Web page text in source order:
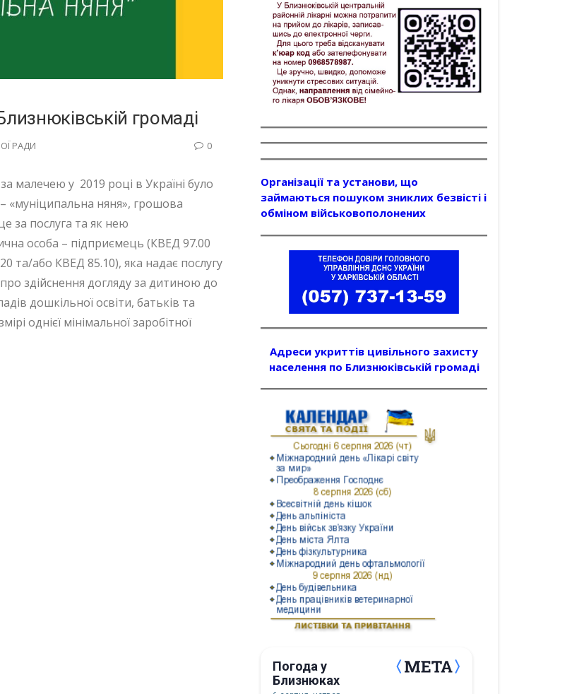
громаді
РАДИ 0
малечею у 2019 році в Україні було
«муніципальна няня», грошова
за послуга та як нею
особа – підприємець (КВЕД 97.00
та/або КВЕД 85.10), яка надає послугу
здійснення догляду за дитиною до
дошкільної освіти, батьків та
однієї мінімальної заробітної
Організації та установи, що
займаються пошуком зниклих безвісті і
обміном військовополонених
Адреси укриттів цивільного захисту
населення по Близнюківській громаді
Погода у
Близнюках